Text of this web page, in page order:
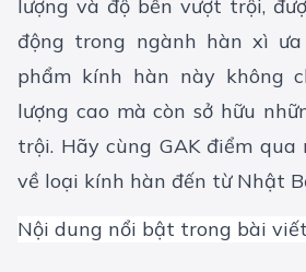
lượng và độ bền vượt trội,
động trong ngành hàn xì ưa
phẩm kính hàn này không
lượng cao mà còn sở hữu
trội. Hãy cùng GAK điểm
về loại kính hàn đến từ Nhật
Nội dung nổi bật trong bài